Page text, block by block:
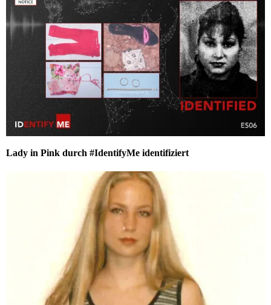
Lady in Pink durch #IdentifyMe identifiziert